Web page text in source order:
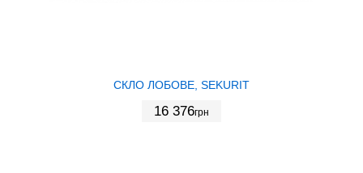
СКЛО ЛОБОВЕ, SEKURIT
16 376грн